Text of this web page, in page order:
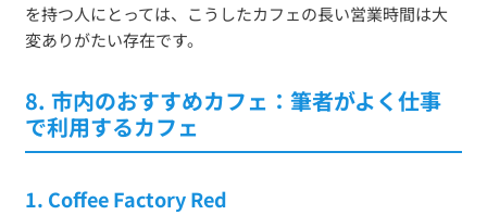
を持つ人にとっては、こうしたカフェの長い営業時間は大
変ありがたい存在です。
8. 市内のおすすめカフェ：筆者がよく仕事
で利用するカフェ
1. Coffee Factory Red